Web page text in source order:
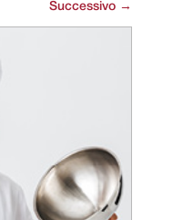
Successivo →